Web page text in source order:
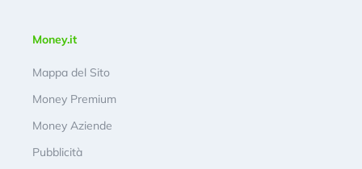
Money.it
Mappa del Sito
Money Premium
Money Aziende
Pubblicità